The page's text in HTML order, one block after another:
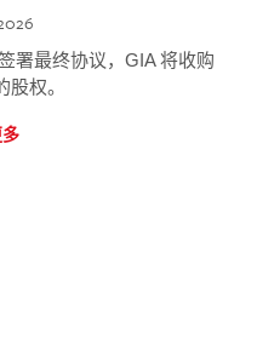
署最终协议，GIA 将收购
股权。